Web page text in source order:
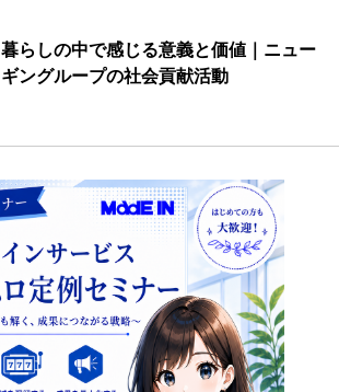
暮らしの中で感じる意義と価値｜ニュー
ギングループの社会貢献活動